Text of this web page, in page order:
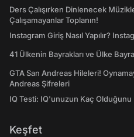
Ders Çalışırken Dinlenecek
Çalışamayanlar Toplanın!
Instagram Giriş Nasıl Yapılır?
41 Ülkenin Bayrakları ve Ülke
GTA San Andreas Hileleri!
Andreas Şifreleri
IQ Testi: IQ'unuzun Kaç Olduğunu
Keşfet